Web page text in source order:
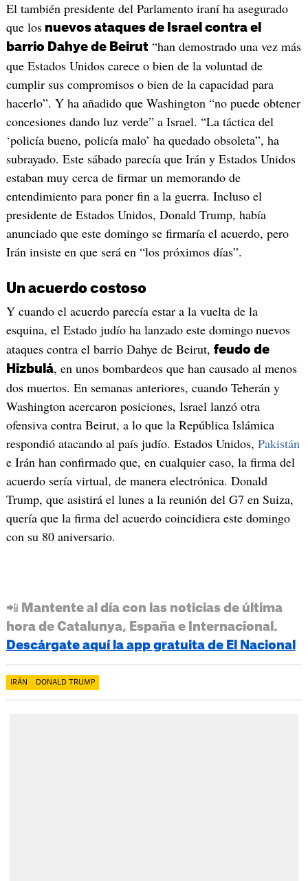
El también presidente del Parlamento iraní ha asegurado
que losnuevos ataques de Israel contra el
barrio Dahye de Beirut“han demostrado una vez más
que Estados Unidos carece o bien de la voluntad de
cumplir sus compromisos o bien de la capacidad para
hacerlo”. Y ha añadido que Washington “no puede obtener
concesiones dando luz verde” a Israel. “La táctica del
‘policía bueno, policía malo’ ha quedado obsoleta”, ha
subrayado. Este sábado parecía que Irán y Estados Unidos
estaban muy cerca de firmar un memorando de
entendimiento para poner fin a la guerra. Incluso el
presidente de Estados Unidos, Donald Trump, había
anunciado que este domingo se firmaría el acuerdo, pero
Irán insiste en que será en “los próximos días”.
Un acuerdo costoso
Y cuando el acuerdo parecía estar a la vuelta de la
esquina, el Estado judío ha lanzado este domingonuevos
ataques contra el barrio Dahye de Beirut, feudo de
Hizbulá, en unos bombardeos que han causado al menos
dos muertos. En semanas anteriores, cuando Teherán y
Washington acercaron posiciones, Israel lanzó otra
ofensiva contra Beirut, a lo que la República Islámica
respondió atacando al país judío. Estados Unidos, Pakistán
e Irán han confirmado que, en cualquier caso, la firma del
acuerdo sería virtual, de manera electrónica. Donald
Trump, que asistirá el lunes a la reunión del G7 en Suiza,
quería que la firma del acuerdo coincidiera este domingo
con su 80 aniversario.
📲 Mantente al día con las noticias de última
hora de Catalunya, España e Internacional.
Descárgate aquí la app gratuita de El Nacional
IRÁN DONALD TRUMP